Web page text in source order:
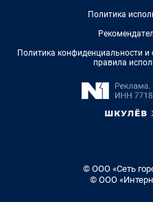
Политика
Политика конфиденциальности
правила
© ООО «Сеть
© ООО